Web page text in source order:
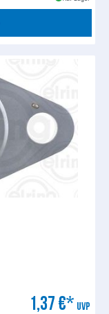
1,37 €* UVP